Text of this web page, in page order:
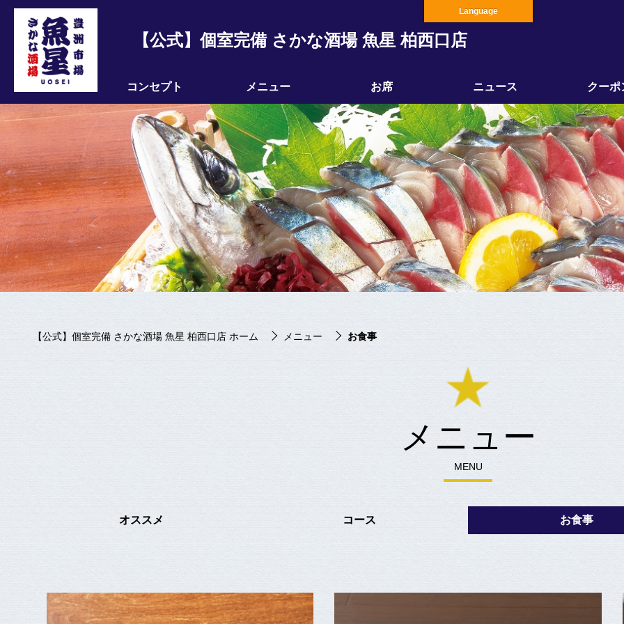
【公式】個室完備 さかな酒場 魚星 柏西口店
コンセプト メニュー お席 ニュース クーポ
【公式】個室完備 さかな酒場 魚星 柏西口店 ホーム メニュー お食事
メニュー
MENU
オススメ コース お食事
Language